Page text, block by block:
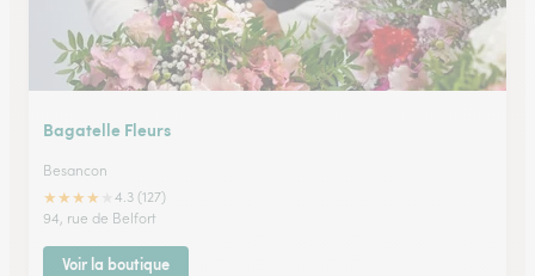
Bagatelle Fleurs
Besancon
★★★★
4.3 (127)
94, rue de Belfort
Voir la boutique